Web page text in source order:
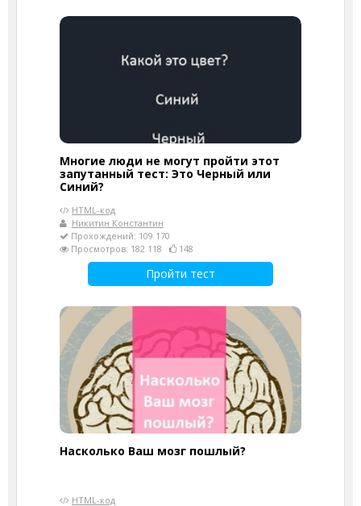
Многие люди не могут пройти этот
запутанный тест: Это Черный или
Синий?
HTML-код
Никитин Константин
Прохождений: 109 170
Просмотров: 182 118
148
Пройти тест
Насколько Ваш мозг пошлый?
HTML-код